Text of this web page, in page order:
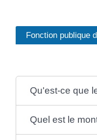
Fonction publique
Qu'est-ce que
Quel est le